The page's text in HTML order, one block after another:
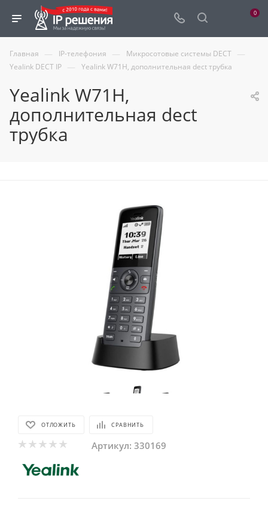
0
Главная — IP-телефония — Микросотовые системы DECT —
Yealink DECT IP — Yealink W71H, дополнительная dect трубка
Yealink W71H,
дополнительная dect
трубка
ОТЛОЖИТЬ СРАВНИТЬ
Артикул: 330169